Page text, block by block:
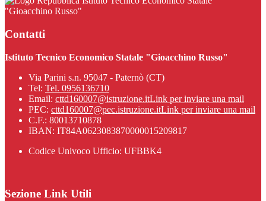
"Gioacchino Russo"
Contatti
Istituto Tecnico Economico Statale "Gioacchino Russo"
Via Parini s.n. 95047 - Paternò (CT)
Tel: Tel. 0956136710
Email: cttd160007@istruzione.itLink per inviare una mail
PEC: cttd160007@pec.istruzione.itLink per inviare una mail
C.F.: 80013710878
IBAN: IT84A0623083870000015209817
Codice Univoco Ufficio: UFBBK4
Sezione Link Utili